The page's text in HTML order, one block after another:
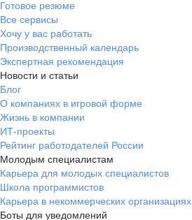
Владивосток
пер. Ланинский д. 4, офис 3.4
+7 423 202-33-28
pr@dv.hh.ru
Новосибирск
ул. Большевистская, д. 35,
помещение 21
+7 383 207-94-64
pr@nsk.hh.ru
Минск
Готовое резюме
Все сервисы
Хочу у вас работать
Производственный календарь
Экспертная рекомендация
Новости и статьи
Блог
О компаниях в игровой форме
Жизнь в компании
ИТ-проекты
Рейтинг работодателей России
Молодым специалистам
Карьера для молодых специалистов
Школа программистов
Карьера в некоммерческих организациях
Боты для уведомлений